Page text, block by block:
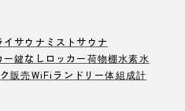
イサウナ ミストサウナ
ー鍵なしロッカー荷物棚水素水
販売WiFi ランドリー体組成計